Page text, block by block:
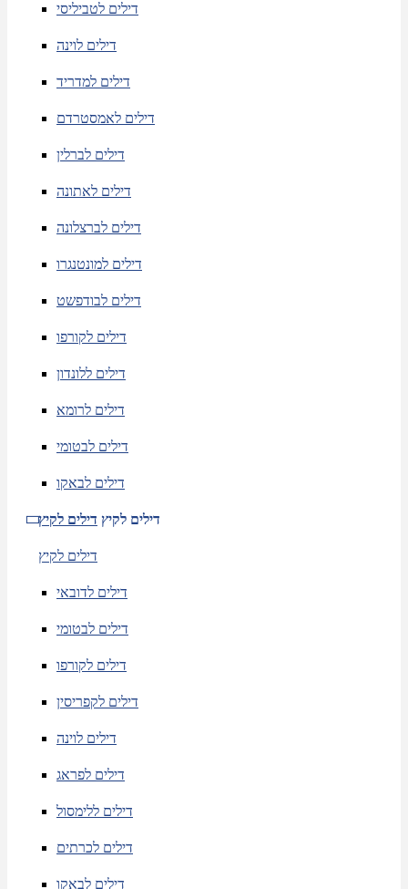
דילים לטביליסי
דילים לוינה
דילים למדריד
דילים לאמסטרדם
דילים לברלין
דילים לאתונה
דילים לברצלונה
דילים למונטנגרו
דילים לבודפשט
דילים לקורפו
דילים ללונדון
דילים לרומא
דילים לבטומי
דילים לבאקו
דילים לקיץ דילים לקיץ
דילים לקיץ
דילים לדובאי
דילים לבטומי
דילים לקורפו
דילים לקפריסין
דילים לוינה
דילים לפראג
דילים ללימסול
דילים לכרתים
דילים לבאקו